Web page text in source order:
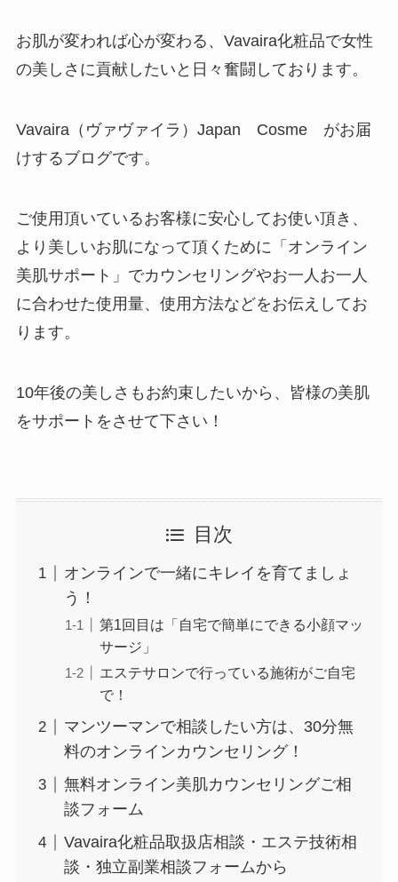
お肌が変われば心が変わる、Vavaira化粧品で女性
の美しさに貢献したいと日々奮闘しております。
Vavaira（ヴァヴァイラ）Japan Cosme がお届
けするブログです。
ご使用頂いているお客様に安心してお使い頂き、
より美しいお肌になって頂くために「オンライン
美肌サポート」でカウンセリングやお一人お一人
に合わせた使用量、使用方法などをお伝えしてお
ります。
10年後の美しさもお約束したいから、皆様の美肌
をサポートをさせて下さい！
目次
オンラインで一緒にキレイを育てましょ
う！
第1回目は「自宅で簡単にできる小顔マッ
サージ」
エステサロンで行っている施術がご自宅
で！
マンツーマンで相談したい方は、30分無
料のオンラインカウンセリング！
無料オンライン美肌カウンセリングご相
談フォーム
Vavaira化粧品取扱店相談・エステ技術相
談・独立副業相談フォームから